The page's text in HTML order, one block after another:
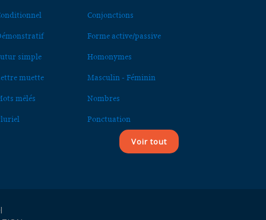
Conjonctions
Forme active/passive
simple Homonymes
muette Masculin - Féminin
mêlés Nombres
Ponctuation
Voir tout